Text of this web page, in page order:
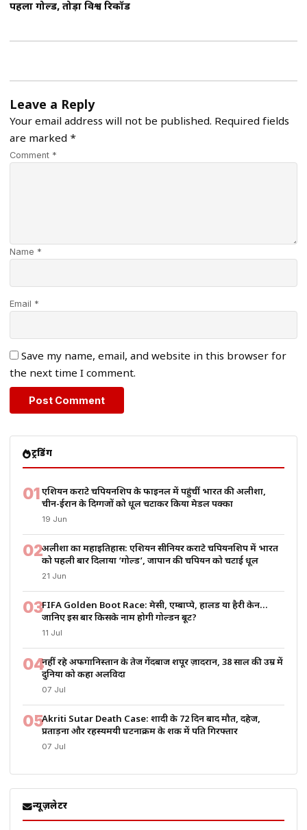
पहला गोल्ड, तोड़ा विश्व रिकॉर्ड
Leave a Reply
Your email address will not be published. Required fields
are marked *
Comment *
Name *
Email *
Save my name, email, and website in this browser for
the next time I comment.
ट्रेंडिंग
01एशियन कराटे चैंपियनशिप के फाइनल में पहुंचीं भारत की अलीशा,
चीन-ईरान के दिग्गजों को धूल चटाकर किया मेडल पक्का
19 Jun
02अलीशा का महाइतिहास: एशियन सीनियर कराटे चैंपियनशिप में भारत
को पहली बार दिलाया ‘गोल्ड’, जापान की चैंपियन को चटाई धूल
21 Jun
03FIFA Golden Boot Race: मेसी, एम्बाप्पे, हालैंड या हैरी केन…
जानिए इस बार किसके नाम होगी गोल्डन बूट?
11 Jul
04नहीं रहे अफगानिस्तान के तेज गेंदबाज शपूर ज़ादरान, 38 साल की उम्र में
दुनिया को कहा अलविदा
07 Jul
05Akriti Sutar Death Case: शादी के 72 दिन बाद मौत, दहेज,
प्रताड़ना और रहस्यमयी घटनाक्रम के शक में पति गिरफ्तार
07 Jul
न्यूज़लेटर